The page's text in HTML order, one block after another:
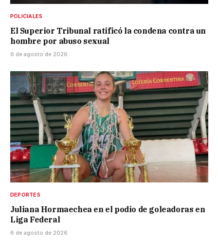
POLICIALES
El Superior Tribunal ratificó la condena contra un
hombre por abuso sexual
6 de agosto de 2026
DEPORTES
Juliana Hormaechea en el podio de goleadoras en
Liga Federal
6 de agosto de 2026